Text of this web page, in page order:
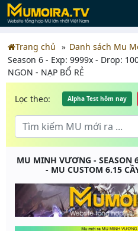
Trang chủ Danh sách Mu
Season 6 - Exp: 9999x - Drop:
NGON - NẠP BỔ RẺ
Lọc theo: Alpha Test hôm nay
MU MINH VƯƠNG - SEASON
- MU CUSTOM 6.15